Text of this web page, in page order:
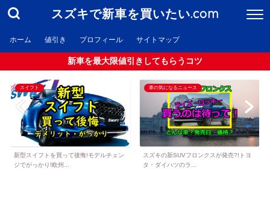
スズキで新車を買いたい.com
ホーム 値引き プロフィール サイトマップ
新車を最大限値引きしてもらうコツ
スイフト
新型スイフトを買って後悔!モデルチェン
ジでがっかり!欧州...
車の気になるニュース
スズキの新SUVフロンクスが発売?!トヨ
タ・ダイハツのラ...